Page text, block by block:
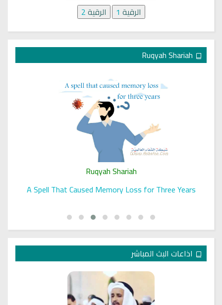
الرقية 1 الرقية2
Ruqyah Shariah
A Spell That Caused Memory Loss for Three Years
اذاعات البث المباشر